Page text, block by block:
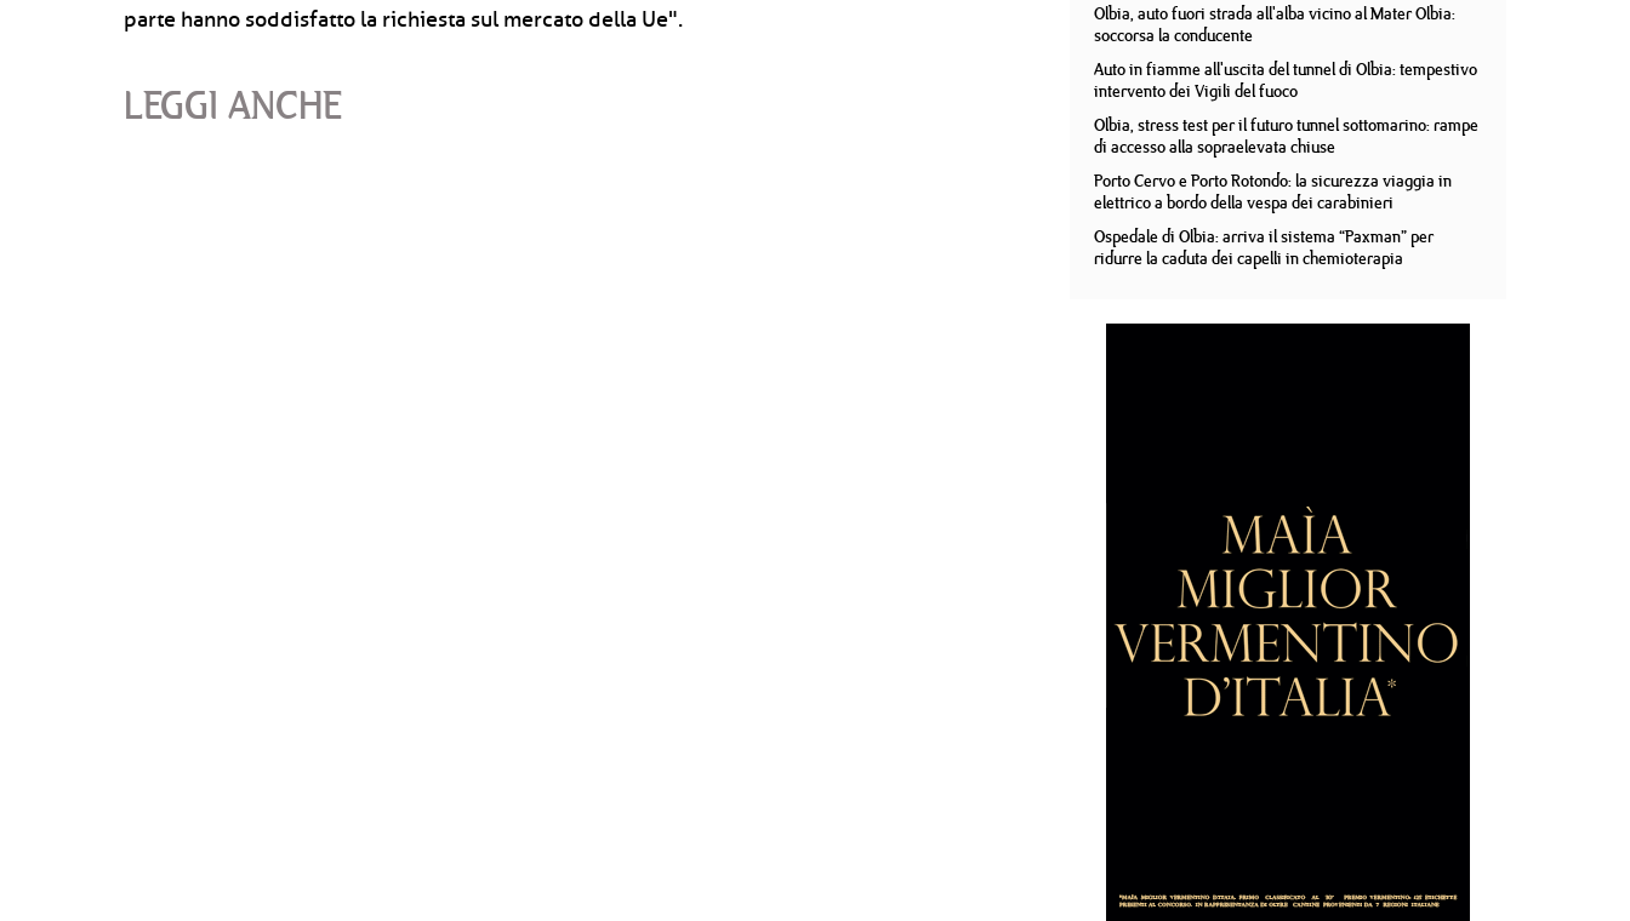
parte hanno soddisfatto la richiesta sul mercato della Ue".
LEGGI ANCHE
Olbia, auto fuori strada all'alba vicino al Mater Olbia:
soccorsa la conducente
Auto in fiamme all'uscita del tunnel di Olbia: tempestivo
intervento dei Vigili del fuoco
Olbia, stress test per il futuro tunnel sottomarino: rampe
di accesso alla sopraelevata chiuse
Porto Cervo e Porto Rotondo: la sicurezza viaggia in
elettrico a bordo della vespa dei carabinieri
Ospedale di Olbia: arriva il sistema “Paxman” per
ridurre la caduta dei capelli in chemioterapia